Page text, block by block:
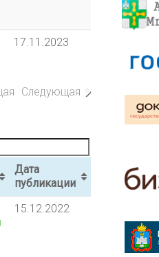
17.11.2023
Следующая
Дата
публикации
15.12.2022